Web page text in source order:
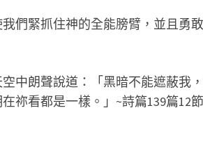
們緊抓住神的全能膀臂，並且勇
中朗聲說道：「黑暗不能遮蔽我
祢看都是一樣。」~詩篇139篇12節